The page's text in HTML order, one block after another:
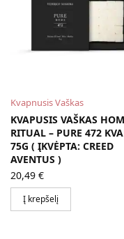
Kvapnusis Vaškas
KVAPUSIS VAŠKAS
RITUAL – PURE 472
75G ( ĮKVĖPTA: CREED
AVENTUS )
20,49 €
Į krepšelį